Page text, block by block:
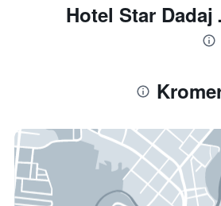
فنادق مشابهة لـ Hotel Star Dadaj